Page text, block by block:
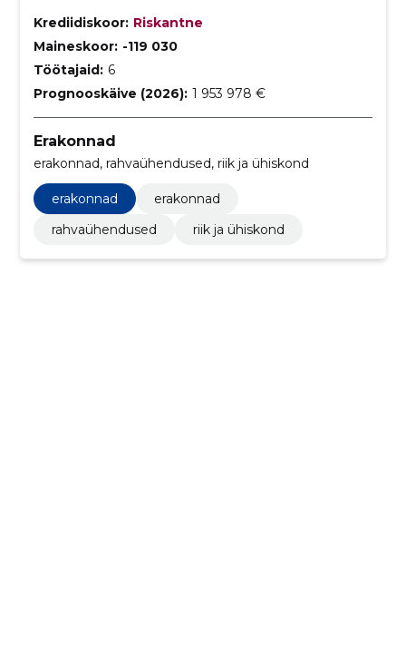
Krediidiskoor: Riskantne
Maineskoor: -119 030
Töötajaid: 6
Prognooskäive (2026): 1 953 978 €
Erakonnad
erakonnad, rahvaühendused, riik ja ühiskond
erakonnad
erakonnad
rahvaühendused
riik ja ühiskond